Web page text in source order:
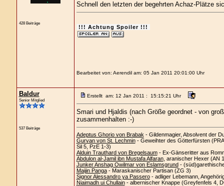
428 Beiträge
Schnell den letzten der begehrten Achaz-Plätze
!!! Achtung Spoiler !!!
Bearbeitet von: Aerendil am: 05 Jan 2011 20:01:00 Uhr
Baldur
Senior Mitglied
537 Beiträge
Erstellt am: 12 Jan 2011 : 15:15:21 Uhr
Smari und Hjaldis (nach Größe geordnet - von
zusammenhalten :-)
Adeptus Ghorio von Brabak - Gildenmagier, Absolvent der
Gurvan von St. Lechmin- Geweihter des Götterfürsten
Sil 5, PzE 1-3)
Alduin Trauthard von Bregelsaum- Ex-Gänseritter aus
Abdulon al-Jamil ibn Mustafa Alfaran, aranischer Hexer (AN
Junker Anshag Owilmar von Eslamsgrund-
Maijin Panga- Maraskanischer Partisan (ZG 3)
Signor Alessandro ya Passero- adliger Lebemann,
Niaimadh ui Chullain- albernischer Knappe (Greyfenfels 4,